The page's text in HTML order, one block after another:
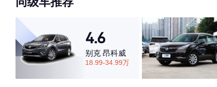
·外观表现一般，低于57%同级车
·空间表现一般，低于51%同级车
4.6
别克 昂科威
18.99-34.99万